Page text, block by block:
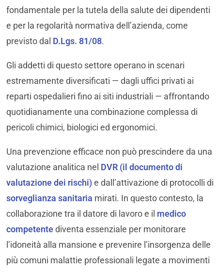
fondamentale per la tutela della salute dei dipendenti
e per la regolarità normativa dell’azienda, come
previsto dal D.Lgs. 81/08.
Gli addetti di questo settore operano in scenari
estremamente diversificati — dagli uffici privati ai
reparti ospedalieri fino ai siti industriali — affrontando
quotidianamente una combinazione complessa di
pericoli chimici, biologici ed ergonomici.
Una prevenzione efficace non può prescindere da una
valutazione analitica nel DVR (il documento di
valutazione dei rischi)e dall’attivazione di protocolli di
sorveglianza sanitaria mirati. In questo contesto, la
collaborazione tra il datore di lavoro e il medico
competentediventa essenziale per monitorare
l’idoneità alla mansione e prevenire l’insorgenza delle
più comuni malattie professionali legate a movimenti